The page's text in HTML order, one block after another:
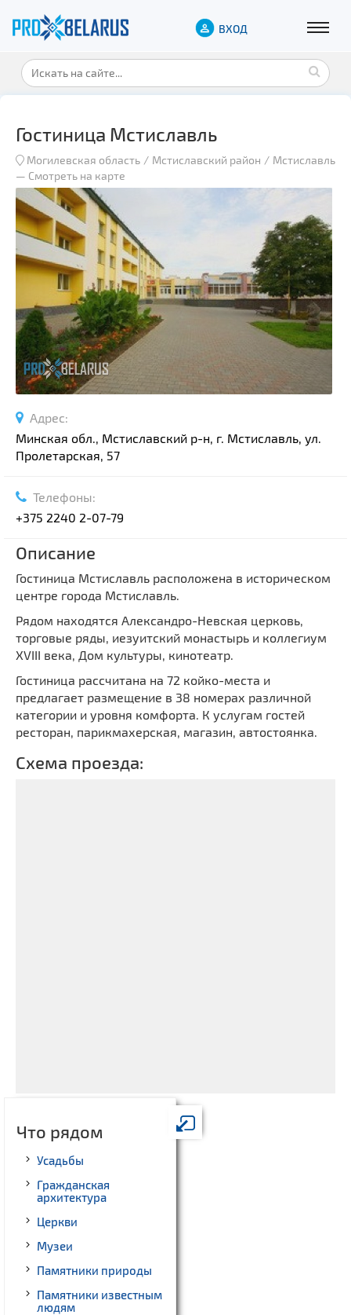
ВХОД
Гостиница Мстиславль
Могилевская область Мстиславский район
Мстиславль
— Смотреть на карте
Адрес:
Минская обл., Мстиславский р-н, г. Мстиславль, ул.
Пролетарская, 57
Телефоны:
+375 2240 2-07-79
Описание
Гостиница Мстиславль расположена в историческом
центре города Мстиславль.
Рядом находятся Александро-Невская церковь,
торговые ряды, иезуитский монастырь и коллегиум
ХVIII века, Дом культуры, кинотеатр.
Гостиница рассчитана на 72 койко-места и
предлагает размещение в 38 номерах различной
категории и уровня комфорта. К услугам гостей
ресторан, парикмахерская, магазин, автостоянка.
Схема проезда:
Что рядом
Усадьбы
Гражданская
архитектура
Церкви
Музеи
Памятники природы
Памятники известным
людям